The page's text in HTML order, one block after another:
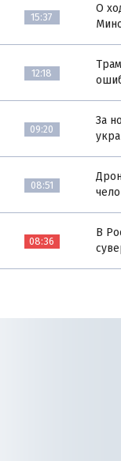
15:37
О
12:18
09:20
За
08:51
08:36
В